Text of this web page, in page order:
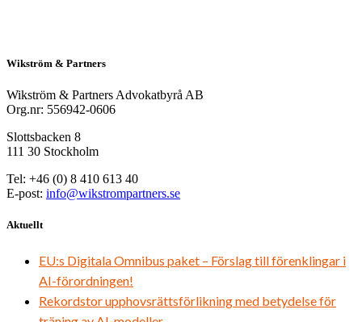
Wikström & Partners
Wikström & Partners Advokatbyrå AB
Org.nr: 556942-0606
Slottsbacken 8
111 30 Stockholm
Tel: +46 (0) 8 410 613 40
E-post: info@wikstrompartners.se
Aktuellt
EU:s Digitala Omnibus paket – Förslag till förenklingar i
AI-förordningen!
Rekordstor upphovsrättsförlikning med betydelse för